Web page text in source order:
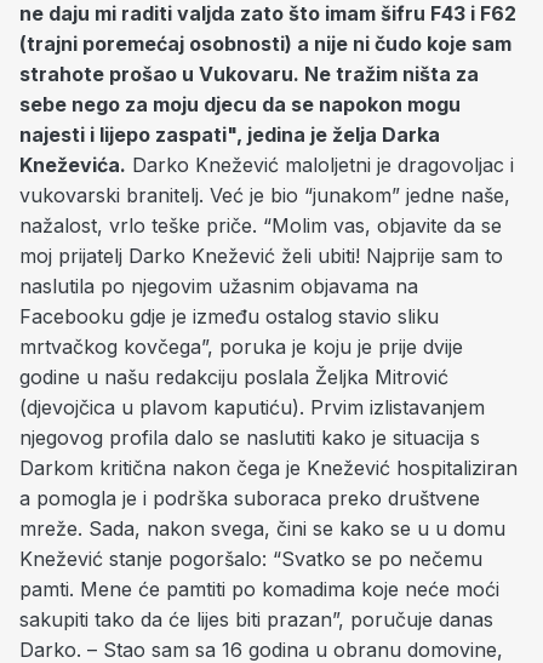
ne daju mi raditi valjda zato što imam šifru F43 i F62
(trajni poremećaj osobnosti) a nije ni čudo koje sam
strahote prošao u Vukovaru. Ne tražim ništa za
sebe nego za moju djecu da se napokon mogu
najesti i lijepo zaspati", jedina je želja Darka
Kneževića. Darko Knežević maloljetni je dragovoljac i
vukovarski branitelj. Već je bio “junakom” jedne naše,
nažalost, vrlo teške priče. “Molim vas, objavite da se
moj prijatelj Darko Knežević želi ubiti! Najprije sam to
naslutila po njegovim užasnim objavama na
Facebooku gdje je između ostalog stavio sliku
mrtvačkog kovčega”, poruka je koju je prije dvije
godine u našu redakciju poslala Željka Mitrović
(djevojčica u plavom kaputiću). Prvim izlistavanjem
njegovog profila dalo se naslutiti kako je situacija s
Darkom kritična nakon čega je Knežević hospitaliziran
a pomogla je i podrška suboraca preko društvene
mreže. Sada, nakon svega, čini se kako se u u domu
Knežević stanje pogoršalo: “Svatko se po nečemu
pamti. Mene će pamtiti po komadima koje neće moći
sakupiti tako da će lijes biti prazan”, poručuje danas
Darko. – Stao sam sa 16 godina u obranu domovine,